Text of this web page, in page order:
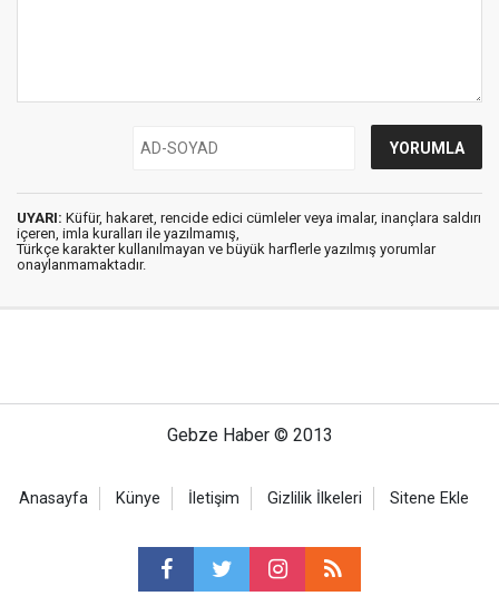
UYARI: Küfür, hakaret, rencide edici cümleler veya imalar, inançlara saldırı
içeren, imla kuralları ile yazılmamış,
Türkçe karakter kullanılmayan ve büyük harflerle yazılmış yorumlar
onaylanmamaktadır.
Gebze Haber © 2013
Anasayfa Künye İletişim Gizlilik İlkeleri Sitene Ekle